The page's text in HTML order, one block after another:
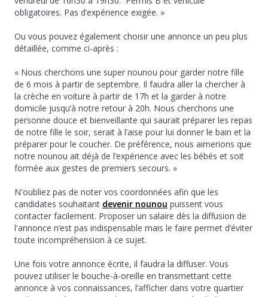
obligatoires. Pas d’expérience exigée. »
Ou vous pouvez également choisir une annonce un peu plus
détaillée, comme ci-après :
« Nous cherchons une super nounou pour garder notre fille
de 6 mois à partir de septembre. Il faudra aller la chercher à
la crèche en voiture à partir de 17h et la garder à notre
domicile jusqu’à notre retour à 20h. Nous cherchons une
personne douce et bienveillante qui saurait préparer les repas
de notre fille le soir, serait à l’aise pour lui donner le bain et la
préparer pour le coucher. De préférence, nous aimerions que
notre nounou ait déjà de l’expérience avec les bébés et soit
formée aux gestes de premiers secours. »
N'oubliez pas de noter vos coordonnées afin que les
candidates souhaitant devenir nounou puissent vous
contacter facilement. Proposer un salaire dès la diffusion de
l'annonce n’est pas indispensable mais le faire permet d’éviter
toute incompréhension à ce sujet.
Une fois votre annonce écrite, il faudra la diffuser. Vous
pouvez utiliser le bouche-à-oreille en transmettant cette
annonce à vos connaissances, l’afficher dans votre quartier